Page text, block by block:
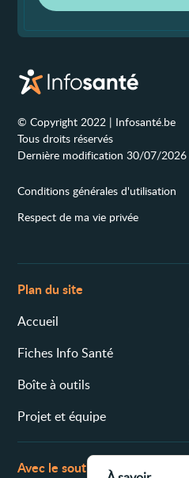
© Copyright 2022 | Infosanté.be
Tous droits réservés
Dernière modification 30/07/2026
Conditions générales d'utilisation
Respect de ma vie privée
Plan du site
Accueil
Fiches Info Santé
Boîte à outils
Projet et équipe
Avec le soutien de